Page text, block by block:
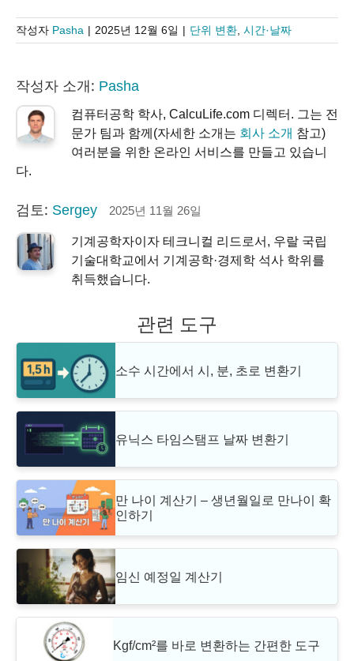
작성자 Pasha | 2025년 12월 6일 | 단위 변환 시간·날짜
작성자 소개: Pasha
컴퓨터공학 학사, CalcuLife.com 디렉터. 그는 전
문가 팀과 함께(자세한 소개는 회사 소개 참고)
여러분을 위한 온라인 서비스를 만들고 있습니
다.
검토: Sergey 2025년 11월 26일
기계공학자이자 테크니컬 리드로서, 우랄 국립
기술대학교에서 기계공학·경제학 석사 학위를
취득했습니다.
관련 도구
소수 시간에서 시, 분, 초로 변환기
유닉스 타임스탬프 날짜 변환기
만 나이 계산기 – 생년월일로 만나이 확
인하기
임신 예정일 계산기
Kgf/cm²를 바로 변환하는 간편한 도구